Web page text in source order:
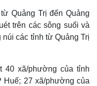
Quảng Trị đến Quảng
trên các sông suối và
các tỉnh từ Quảng Trị
40 xã/phường của tỉnh
Huế; 27 xã/phường của